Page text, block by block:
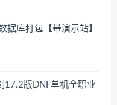
据库打包【带演示站】
17.2版DNF单机全职业